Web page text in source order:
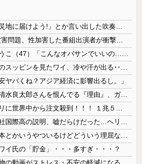
ヤバくね？アジア経済に影響出るし。」
【修羅場】落語家が清水良太郎さんを恨んでる『理由』、ガチでヤバイ・・・・・
イ氏の「貯金」・・・多すぎ・・・？